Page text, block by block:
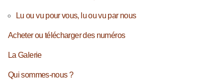
Lu ou vu pour vous, lu ou vu par nous
Acheter ou télécharger des numéros
La Galerie
Qui sommes-nous ?